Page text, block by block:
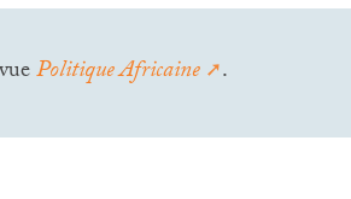
Politique Africaine .